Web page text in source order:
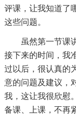
评课，让我知道了
这些问题。
虽然第一节课
接下来的时间，我
过以后，很认真的
意的问题及建议，
我，这让我很欣慰
备课、上课，不再